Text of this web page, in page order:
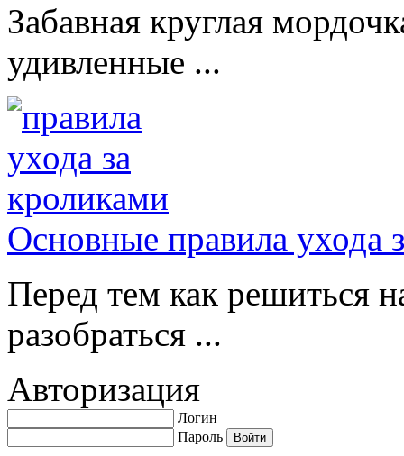
Забавная круглая
удивленные ...
Основные правила ухода
Перед тем как решиться
разобраться ...
Авторизация
Логин
Пароль